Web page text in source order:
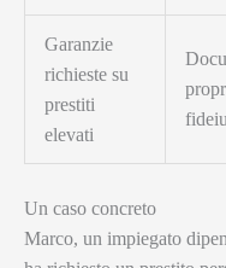
Garanzie
richieste su
prestiti
elevati
Un caso concreto
Marco, un impiegato